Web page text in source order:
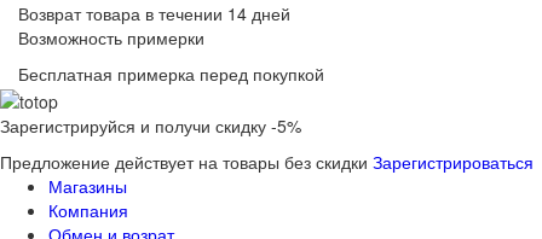
Возврат товара в течении 14 дней
Возможность примерки
Бесплатная примерка перед покупкой
Зарегистрируйся и получи скидку -5%
Предложение действует на товары без скидки Зарегистрироваться
Магазины
Компания
Обмен и возрат